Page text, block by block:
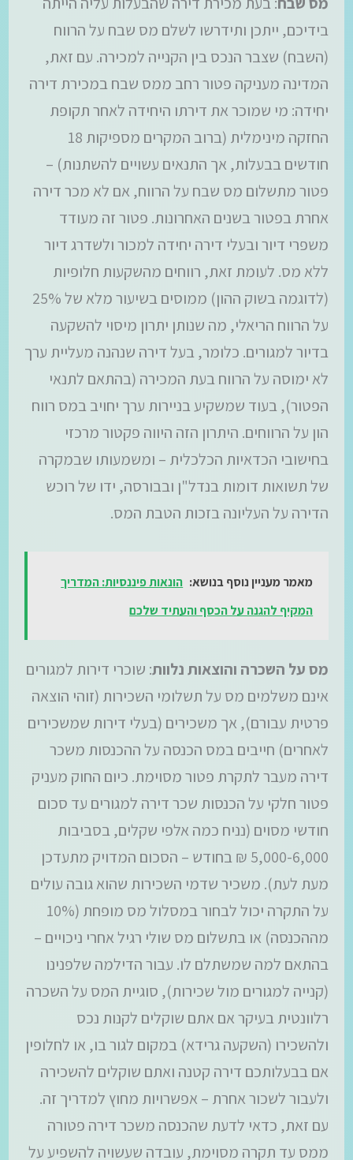
בידיכם, ייתכן ותידרשו לשלם מס שבח על הרווח
(השבח) שצבר הנכס בין הקנייה למכירה. עם זאת,
המדינה מעניקה פטור רחב ממס שבח במכירת דירה
יחידה: מי שמוכר את דירתו היחידה לאחר תקופת
החזקה מינימלית (ברוב המקרים מספיקות 18
חודשים בבעלות, אך התנאים עשויים להשתנות) –
פטור מתשלום מס שבח על הרווח, אם לא מכר דירה
אחרת בפטור בשנים האחרונות. פטור זה מעודד
משפרי דיור ובעלי דירה יחידה למכור ולשדרג דיור
ללא מס. לעומת זאת, רווחים מהשקעות חלופיות
(לדוגמה בשוק ההון) ממוסים בשיעור מלא של 25%
על הרווח הריאלי, מה שנותן יתרון מיסוי להשקעה
בדיור למגורים. כלומר, בעל דירה שנהנה מעליית ערך
לא ימוסה על הרווח בעת המכירה (בהתאם לתנאי
הפטור), בעוד שמשקיע בניירות ערך יחויב במס רווח
הון על הרווחים. היתרון הזה היווה פקטור מרכזי
בחישובי הכדאיות הכלכלית – ומשמעותו שבמקרה
של תשואות דומות בנדל"ן ובבורסה, ידו של רוכש
הדירה על העליונה בזכות הטבת המס.
מאמר מעניין נוסף בנושא: הונאות פיננסיות: המדריך
המקיף להגנה על הכסף והעתיד שלכם
מס על השכרה והוצאות נלוות: שוכרי דירות למגורים
אינם משלמים מס על תשלומי השכירות (זוהי הוצאה
פרטית עבורם), אך משכירים (בעלי דירות שמשכירים
לאחרים) חייבים במס הכנסה על ההכנסות משכר
דירה מעבר לתקרת פטור מסוימת. כיום החוק מעניק
פטור חלקי על הכנסות שכר דירה למגורים עד סכום
חודשי מסוים (נניח כמה אלפי שקלים, בסביבות
5,000-6,000 ₪ בחודש – הסכום המדויק מתעדכן
מעת לעת). משכיר שדמי השכירות שהוא גובה עולים
על התקרה יכול לבחור במסלול מס מופחת (10%
מההכנסה) או בתשלום מס שולי רגיל אחרי ניכויים –
בהתאם למה שמשתלם לו. עבור הדילמה שלפנינו
(קנייה למגורים מול שכירות), סוגיית המס על השכרה
רלוונטית בעיקר אם אתם שוקלים לקנות נכס
ולהשכירו (השקעה גרידא) במקום לגור בו, או לחלופין
אם בבעלותכם דירה קטנה ואתם שוקלים להשכירה
ולעבור לשכור אחרת – אפשרויות מחוץ למדריך זה.
עם זאת, כדאי לדעת שהכנסה משכר דירה פטורה
ממס עד תקרה מסוימת, עובדה שעשויה להשפיע על